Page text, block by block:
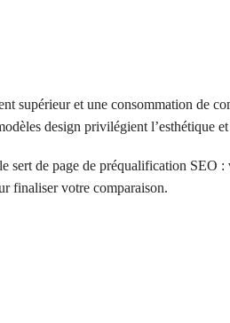
supérieur et une consommation de
design privilégient l’esthétique
sert de page de préqualification SEO :
finaliser votre comparaison.